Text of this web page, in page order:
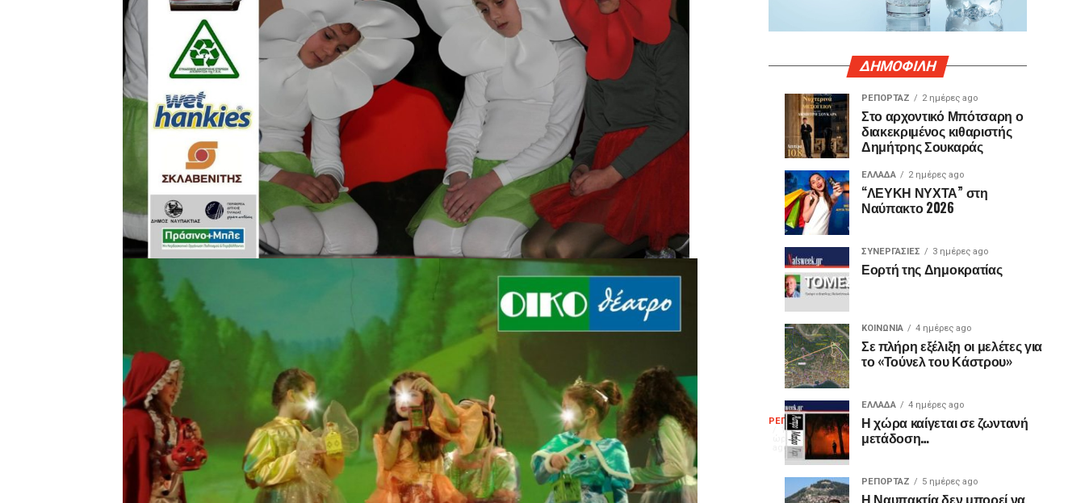
ΔΗΜΟΦΙΛΗ
ΡΕΠΟΡΤΑΖ
13
ώρες
ago
Η
γελοιογραφία
ΤΕΧΝΟΛΟΓΙΑ
ago
Γιατί
ορισμένες
θύρες
USB
είναι
μωβ
έχουν
άλλα
χρώματα;
διαφορά
που
περισσότεροι
δεν
γνωρίζουν
ΚΟΙΝΩΝΙΑ
ημέρες
ago
Θερμό
χειροκρότημα
για
τον
«Ίωνα»
στο
Κάστρο
της
Ναυπάκτου
ΡΕΠΟΡΤΑΖ 2 ημέρες ago
Στο αρχοντικό Μπότσαρη ο
διακεκριμένος κιθαριστής
Δημήτρης Σουκαράς
ΕΛΛΑΔΑ 2 ημέρες ago
“ΛΕΥΚΗ ΝΥΧΤΑ” στη
Ναύπακτο 2026
ΣΥΝΕΡΓΑΣΙΕΣ 3 ημέρες ago
Εορτή της Δημοκρατίας
ΚΟΙΝΩΝΙΑ 4 ημέρες ago
Σε πλήρη εξέλιξη οι μελέτες για
το «Τούνελ του Κάστρου»
ΕΛΛΑΔΑ 4 ημέρες ago
Η χώρα καίγεται σε ζωντανή
μετάδοση…
ΡΕΠΟΡΤΑΖ 5 ημέρες ago
Η Ναυπακτία δεν μπορεί να